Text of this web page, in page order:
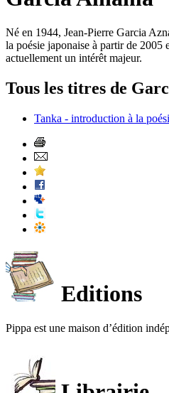
Né en 1944, Jean-Pierre Garcia
la poésie japonaise à partir de
actuellement un intérêt majeur.
Tous les titres de
Tanka - introduction à la
Editions
Pippa est une maison d’édition